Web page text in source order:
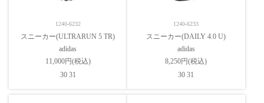
1240-6232
スニーカー(ULTRARUN 5 TR)
adidas
11,000円(税込)
30 31
1240-6233
スニーカー(DAILY 4.0 U)
adidas
8,250円(税込)
30 31